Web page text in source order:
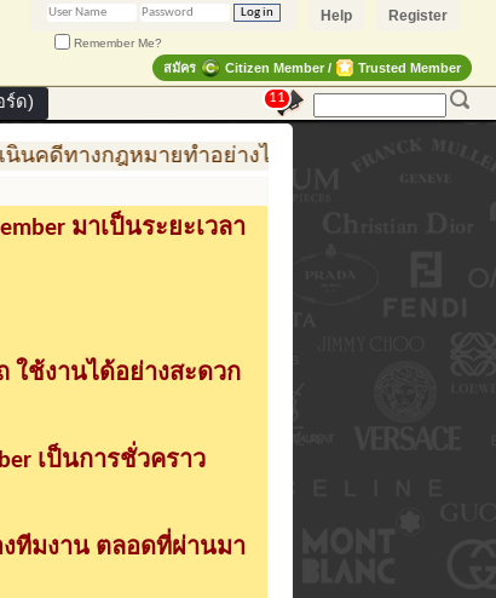
Register
Help
Remember Me?
สมัคร Citizen Member / Trusted Member
ร์ด) 11
คดีทางกฎหมายทำอย่างไร
มาเป็นระยะเวลา
ใช้งานได้อย่างสะดวก
เป็นการชั่วคราว
ทีมงาน ตลอดที่ผ่านมา